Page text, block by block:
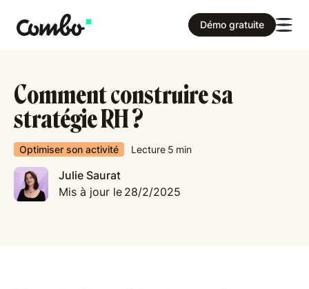
Démo gratuite
Comment construire sa
stratégie RH ?
Optimiser son activité Lecture 5 min
Julie Saurat
Mis à jour le 28/2/2025